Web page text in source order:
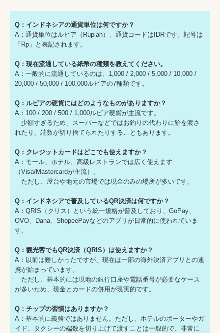
Q：インドネシアの通貨単位は何ですか？
A：通貨単位はルピア（Rupiah）、通貨コードはIDRです。記号は
「Rp」と表記されます。
Q：現在流通している紙幣の種類を教えてください。
A：一般的に流通しているのは、1,000 / 2,000 / 5,000 / 10,000 /
20,000 / 50,000 / 100,000ルピアの7種類です。
Q：ルピアの硬貨にはどのようなものがありますか？
A：100 / 200 / 500 / 1,000ルピア硬貨が主流です。
少額すぎるため、スーパーなどではお釣りの代わりに飴を渡さ
れたり、端数が切り捨てられたりすることもあります。
Q：クレジットカードはどこでも使えますか？
A：モール、ホテル、高級レストランでは広く使えます
（Visa/Mastercardが主流）。
ただし、屋台や地元の市場では現金のみの場所が多いです。
Q：インドネシアで普及しているQR決済は何ですか？
A：QRIS（クリス）という統一規格が普及しており、GoPay、
OVO、Dana、ShopeePayなどのアプリが日常的に使われていま
す。
Q：観光客でもQR決済（QRIS）は使えますか？
A：以前は難しかったですが、現在は一部の海外決済アプリとの連
携が始まっています。
ただし、基本的には現地の銀行口座や電話番号が必要なケース
が多いため、現金とカードの併用が現実的です。
Q：チップの習慣はありますか？
A：基本的に義務ではありません。ただし、ホテルのポーターやガ
イド、タクシーの端数を切り上げて渡すことは一般的で、非常に